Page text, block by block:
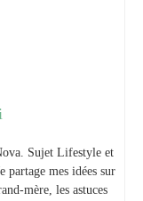
Sujet Lifestyle et
partage mes idées sur
mère, les astuces